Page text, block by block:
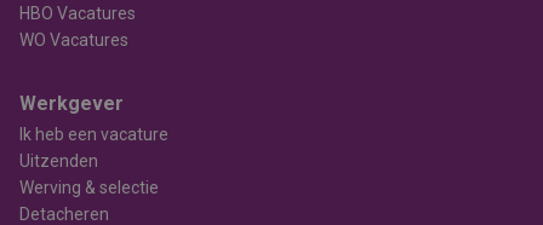
HBO Vacatures
WO Vacatures
Werkgever
Ik heb een vacature
Uitzenden
Werving & selectie
Detacheren